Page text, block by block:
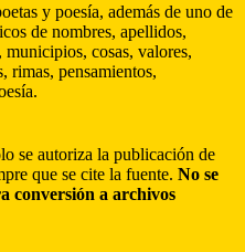
y poesía, además de uno de
de nombres, apellidos,
municipios, cosas, valores,
rimas, pensamientos,
se autoriza la publicación de
que se cite la fuente. No se
conversión a archivos